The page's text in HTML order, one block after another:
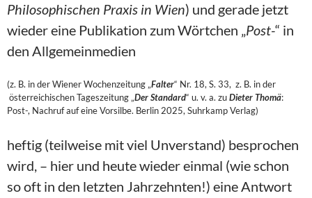
Philosophischen Praxis in Wien) und gerade jetzt
wieder eine Publikation zum Wörtchen „Post-“ in
den Allgemeinmedien
(z. B. in der Wiener Wochenzeitung „Falter“ Nr. 18, S. 33, z. B. in der
österreichischen Tageszeitung „Der Standard“ u. v. a. zuDieter Thomä:
Post-, Nachruf auf eine Vorsilbe. Berlin 2025, Suhrkamp Verlag)
heftig (teilweise mit viel Unverstand) besprochen
wird, – hier und heute wieder einmal (wie schon
so oft in den letzten Jahrzehnten!) eine Antwort